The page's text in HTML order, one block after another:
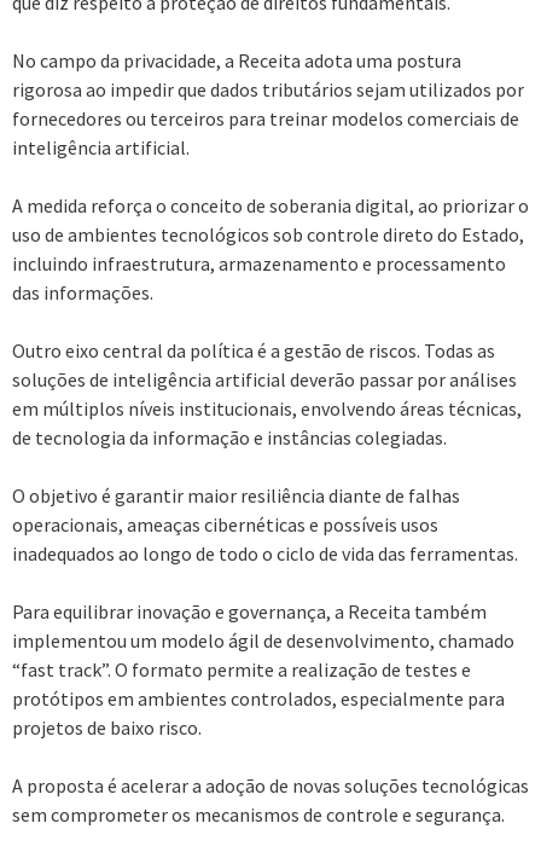
No campo da privacidade, a Receita adota uma postura
rigorosa ao impedir que dados tributários sejam utilizados por
fornecedores ou terceiros para treinar modelos comerciais de
inteligência artificial.
A medida reforça o conceito de soberania digital, ao priorizar o
uso de ambientes tecnológicos sob controle direto do Estado,
incluindo infraestrutura, armazenamento e processamento
das informações.
Outro eixo central da política é a gestão de riscos. Todas as
soluções de inteligência artificial deverão passar por análises
em múltiplos níveis institucionais, envolvendo áreas técnicas,
de tecnologia da informação e instâncias colegiadas.
O objetivo é garantir maior resiliência diante de falhas
operacionais, ameaças cibernéticas e possíveis usos
inadequados ao longo de todo o ciclo de vida das ferramentas.
Para equilibrar inovação e governança, a Receita também
implementou um modelo ágil de desenvolvimento, chamado
“fast track”. O formato permite a realização de testes e
protótipos em ambientes controlados, especialmente para
projetos de baixo risco.
A proposta é acelerar a adoção de novas soluções tecnológicas
sem comprometer os mecanismos de controle e segurança.